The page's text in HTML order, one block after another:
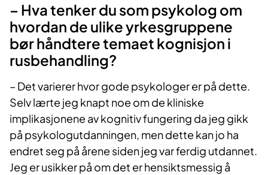
– Hva tenker du som psykolog om
hvordan de ulike yrkesgruppene
bør håndtere temaet kognisjon i
rusbehandling?
– Det varierer hvor gode psykologer er på dette.
Selv lærte jeg knapt noe om de kliniske
implikasjonene av kognitiv fungering da jeg gikk
på psykologutdanningen, men dette kan jo ha
endret seg på årene siden jeg var ferdig utdannet.
Jeg er usikker på om det er hensiktsmessig å